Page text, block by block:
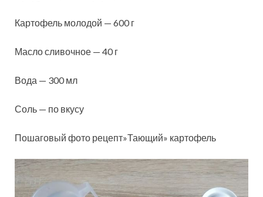
Картофель молодой — 600 г
Масло сливочное — 40 г
Вода — 300 мл
Соль — по вкусу
Пошаговый фото рецепт»Тающий» картофель